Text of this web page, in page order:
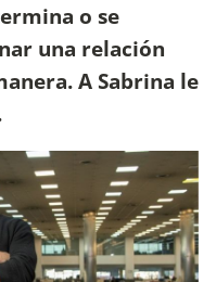
o se
una relación
A Sabrina le